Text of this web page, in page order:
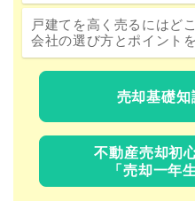
戸建てを高く売るにはど
会社の選び方とポイント
売却基礎
不動産売却初
「売却一年